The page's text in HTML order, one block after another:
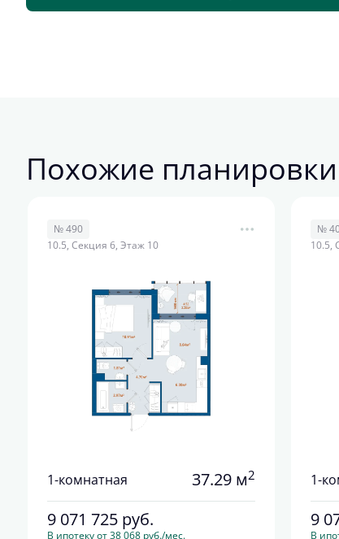
Похожие планировки
№ 490
10.5, Секция 6, Этаж 10
1-комнатная 37.29 м2
9 071 725 руб.
В ипотеку от 38 068 руб./мес.
№
10.5,
1-
9
В